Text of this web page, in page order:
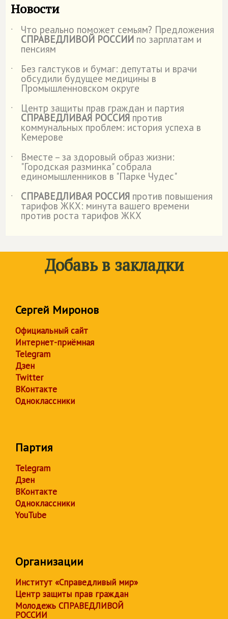
Новости
˙ Что реально поможет семьям? Предложения
СПРАВЕДЛИВОЙ РОССИИ по зарплатам и
пенсиям
˙
Без галстуков и бумаг: депутаты и врачи
обсудили будущее медицины в
Промышленновском округе
˙
Центр защиты прав граждан и партия
СПРАВЕДЛИВАЯ РОССИЯ против
коммунальных проблем: история успеха в
Кемерове
˙
Вместе – за здоровый образ жизни:
"Городская разминка" собрала
единомышленников в "Парке Чудес"
˙
СПРАВЕДЛИВАЯ РОССИЯ против повышения
тарифов ЖКХ: минута вашего времени
против роста тарифов ЖКХ
Добавь в закладки
Сергей Миронов
Официальный сайт
Интернет-приёмная
Telegram
Дзен
Twitter
ВКонтакте
Одноклассники
Партия
Telegram
Дзен
ВКонтакте
Одноклассники
YouTube
Организации
Институт «Справедливый мир»
Центр защиты прав граждан
Молодежь СПРАВЕДЛИВОЙ
РОССИИ